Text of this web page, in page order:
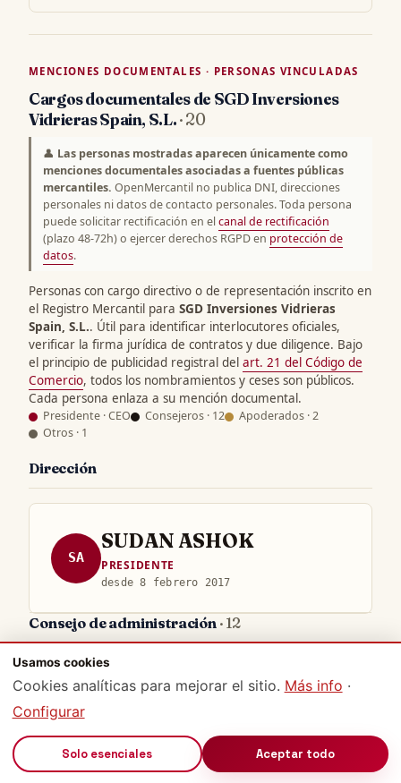
MENCIONES DOCUMENTALES · PERSONAS VINCULADAS
Cargos documentales de SGD Inversiones
Vidrieras Spain, S.L.· 20
👤 Las personas mostradas aparecen únicamente como
menciones documentales asociadas a fuentes públicas
mercantiles. OpenMercantil no publica DNI, direcciones
personales ni datos de contacto personales. Toda persona
puede solicitar rectificación en elcanal de rectificación
(plazo 48-72h) o ejercer derechos RGPD en protección de
datos.
Personas con cargo directivo o de representación inscrito en
el Registro Mercantil para SGD Inversiones Vidrieras
Spain, S.L.. Útil para identificar interlocutores oficiales,
verificar la firma jurídica de contratos y due diligence. Bajo
el principio de publicidad registral del art. 21 del Código de
Comercio, todos los nombramientos y ceses son públicos.
Cada persona enlaza a su mención documental.
Presidente · CEO Consejeros · 12
Apoderados · 2
Otros · 1
Dirección
SA
SUDAN ASHOK
PRESIDENTE
desde 8 febrero 2017
Consejo de administración · 12
EC
EMMANUELLE CAMUS NIKITINE
desde 8 febrero 2017
BRUNET FREDERIC
Usamos cookies
Cookies analíticas para mejorar el sitio. Más info ·
Configurar
Solo esenciales Aceptar todo